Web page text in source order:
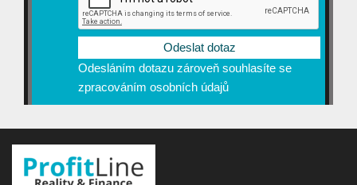
Odesláním dotazu zároveň souhlasíte se
zpracováním osobních údajů